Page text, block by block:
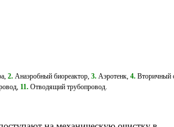
2. Анаэробный биореактор, 3. Аэротенк, 4. Вторичный
11. Отводящий трубопровод.